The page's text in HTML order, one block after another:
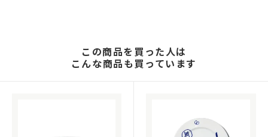
この商品を買った人は
こんな商品も買っています